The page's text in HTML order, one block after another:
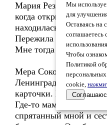
Мария Резник. С 41-го
когда открылась дорога
находилась в
Пережила все
Мне тогда шел
Мера Соколинская.
Ленинград почти
карточки. Беда.
Где-то мама еще
спрятанный мной и
Мы
для
Оставаясь на
соглашаетесь
Чтобы
Политикой
cookie,